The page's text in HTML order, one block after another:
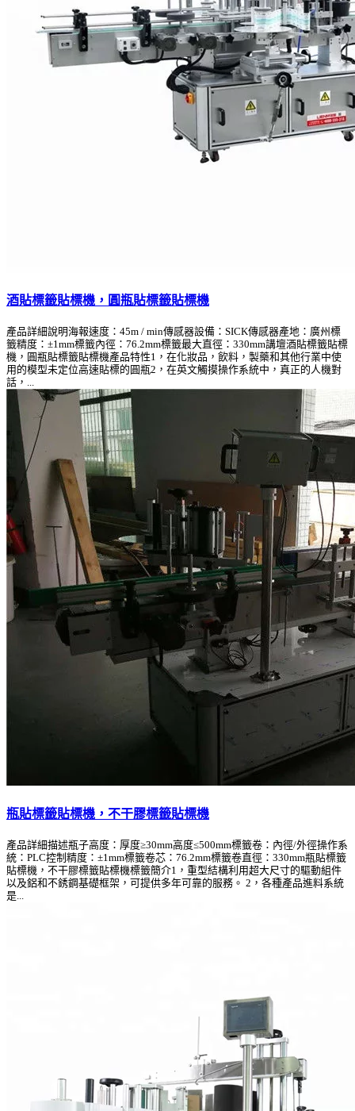
酒貼標籤貼標機，圓瓶貼標籤貼標機
產品詳細說明海報速度：45m / min傳感器設備：SICK傳感器產地：廣州標
籤精度：±1mm標籤內徑：76.2mm標籤最大直徑：330mm講壇酒貼標籤貼標
機，圓瓶貼標籤貼標機產品特性1，在化妝品，飲料，製藥和其他行業中使
用的模型未定位高速貼標的圓瓶2，在英文觸摸操作系統中，真正的人機對
話，...
瓶貼標籤貼標機，不干膠標籤貼標機
產品詳細描述瓶子高度：厚度≥30mm高度≤500mm標籤卷：內徑/外徑操作系
統：PLC控制精度：±1mm標籤卷芯：76.2mm標籤卷直徑：330mm瓶貼標籤
貼標機，不干膠標籤貼標機標籤簡介1，重型結構利用超大尺寸的驅動組件
以及鋁和不銹鋼基礎框架，可提供多年可靠的服務。 2，各種產品進料系統
是...